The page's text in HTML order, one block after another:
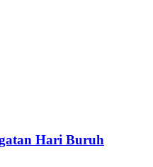
Hari Buruh